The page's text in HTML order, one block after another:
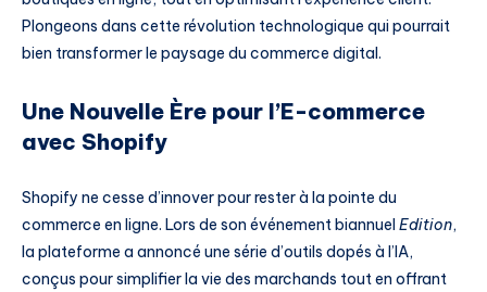
Plongeons dans cette révolution technologique qui pourrait
bien transformer le paysage du commerce digital.
Une Nouvelle Ère pour l’E-commerce
avec Shopify
Shopify ne cesse d’innover pour rester à la pointe du
commerce en ligne. Lors de son événement biannuelEdition,
la plateforme a annoncé une série d’outils dopés à l’IA,
conçus pour simplifier la vie des marchands tout en offrant